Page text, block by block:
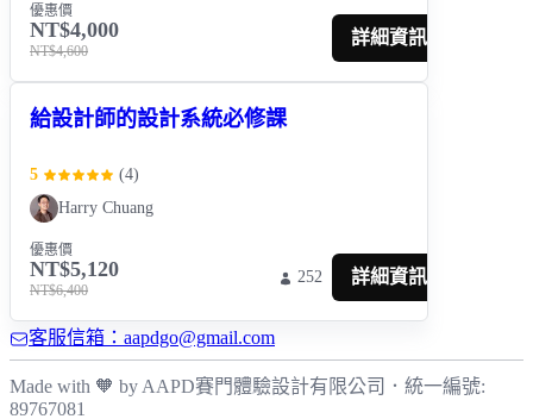
優惠價
NT$4,000
NT$4,600
詳細資訊
給設計師的設計系統必修課
5 (4)
Harry Chuang
優惠價
NT$5,120
NT$6,400
252 詳細資訊
客服信箱：aapdgo@gmail.com
Made with 🧡 by AAPD賽門體驗設計有限公司 ． 統一編號:
89767081